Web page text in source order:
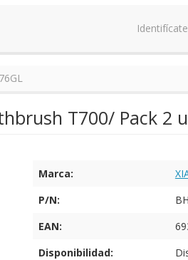
Identifícate
T700/ Pack 2
Marca:
P/N:
EAN:
Disponibilidad: